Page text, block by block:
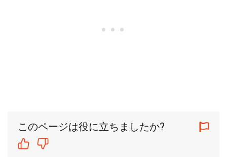
このページは役に立ちましたか?